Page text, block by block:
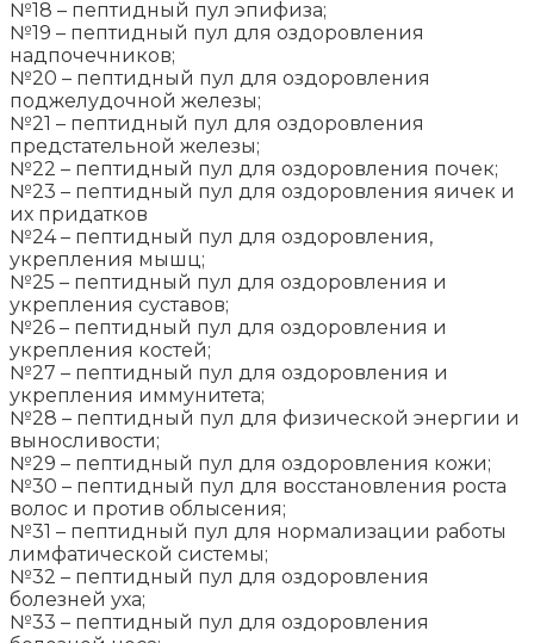
№18 – пептидный пул эпифиза;
№19 – пептидный пул для оздоровления
надпочечников;
№20 – пептидный пул для оздоровления
поджелудочной железы;
№21 – пептидный пул для оздоровления
предстательной железы;
№22 – пептидный пул для оздоровления почек;
№23 – пептидный пул для оздоровления яичек и
их придатков
№24 – пептидный пул для оздоровления,
укрепления мышц;
№25 – пептидный пул для оздоровления и
укрепления суставов;
№26 – пептидный пул для оздоровления и
укрепления костей;
№27 – пептидный пул для оздоровления и
укрепления иммунитета;
№28 – пептидный пул для физической энергии и
выносливости;
№29 – пептидный пул для оздоровления кожи;
№30 – пептидный пул для восстановления роста
волос и против облысения;
№31 – пептидный пул для нормализации работы
лимфатической системы;
№32 – пептидный пул для оздоровления
болезней уха;
№33 – пептидный пул для оздоровления